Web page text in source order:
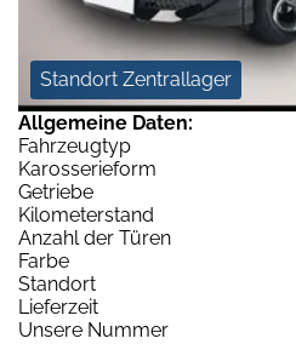
Standort Zentrallager
Allgemeine Daten:
Fahrzeugtyp
Karosserieform
Getriebe
Kilometerstand
Anzahl der Türen
Farbe
Standort
Lieferzeit
Unsere Nummer